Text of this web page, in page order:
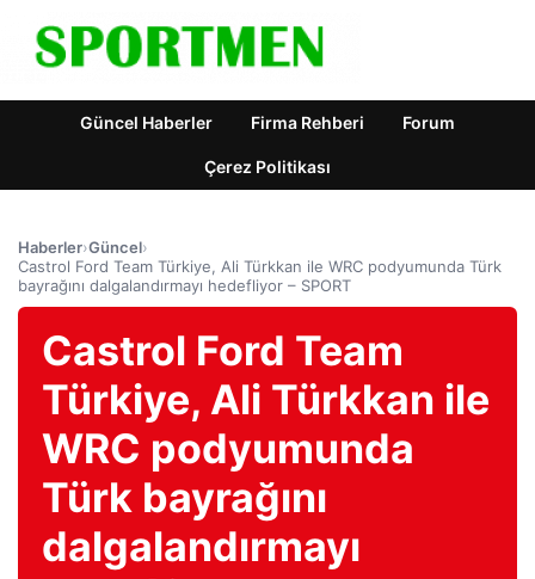
Güncel Haberler Firma Rehberi Forum
Çerez Politikası
Haberler›Güncel›
Castrol Ford Team Türkiye, Ali Türkkan ile WRC podyumunda Türk
bayrağını dalgalandırmayı hedefliyor – SPORT
Castrol Ford Team
Türkiye, Ali Türkkan ile
WRC podyumunda
Türk bayrağını
dalgalandırmayı